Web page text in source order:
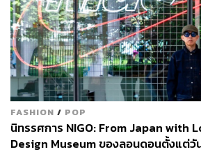
FASHION / POP
นิทรรศการ NIGO: From Japan with
Design Museum ของลอนดอนตั้งแต่วั